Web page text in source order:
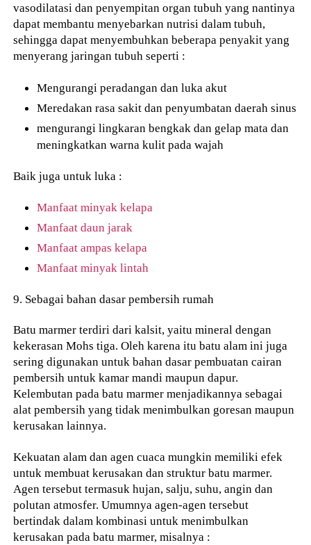
vasodilatasi dan penyempitan organ tubuh yang nantinya
dapat membantu menyebarkan nutrisi dalam tubuh,
sehingga dapat menyembuhkan beberapa penyakit yang
menyerang jaringan tubuh seperti :
Mengurangi peradangan dan luka akut
Meredakan rasa sakit dan penyumbatan daerah sinus
mengurangi lingkaran bengkak dan gelap mata dan
meningkatkan warna kulit pada wajah
Baik juga untuk luka :
Manfaat minyak kelapa
Manfaat daun jarak
Manfaat ampas kelapa
Manfaat minyak lintah
9. Sebagai bahan dasar pembersih rumah
Batu marmer terdiri dari kalsit, yaitu mineral dengan
kekerasan Mohs tiga. Oleh karena itu batu alam ini juga
sering digunakan untuk bahan dasar pembuatan cairan
pembersih untuk kamar mandi maupun dapur.
Kelembutan pada batu marmer menjadikannya sebagai
alat pembersih yang tidak menimbulkan goresan maupun
kerusakan lainnya.
Kekuatan alam dan agen cuaca mungkin memiliki efek
untuk membuat kerusakan dan struktur batu marmer.
Agen tersebut termasuk hujan, salju, suhu, angin dan
polutan atmosfer. Umumnya agen-agen tersebut
bertindak dalam kombinasi untuk menimbulkan
kerusakan pada batu marmer, misalnya :